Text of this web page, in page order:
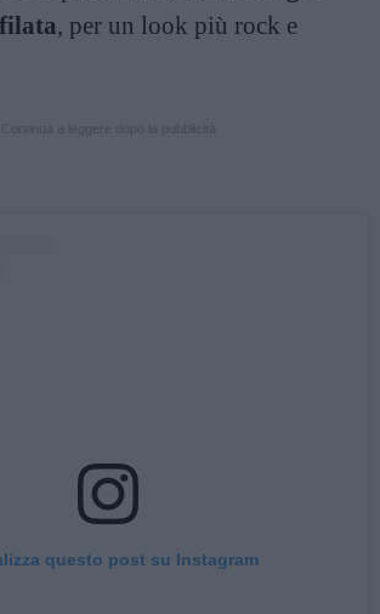
, per un look più rock e
questo post su Instagram